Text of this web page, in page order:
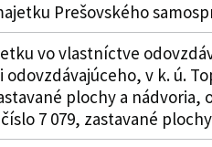
Prešovského
vo vlastníctve
v k. ú.
plochy a
7 079, zastavané